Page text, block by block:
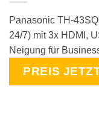
Panasonic TH-
24/7) mit 3x HDMI,
Neigung für
PREIS